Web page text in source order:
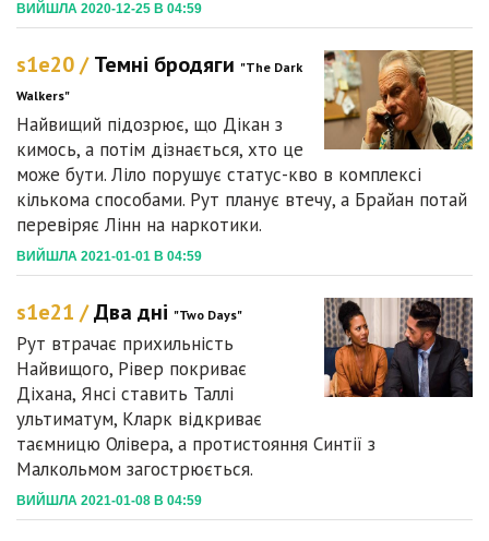
ВИЙШЛА 2020-12-25 В 04:59
s1e20 /Темні бродяги "The Dark
Walkers"
Найвищий підозрює, що Дікан з
кимось, а потім дізнається, хто це
може бути. Ліло порушує статус-кво в комплексі
кількома способами. Рут планує втечу, а Брайан потай
перевіряє Лінн на наркотики.
ВИЙШЛА 2021-01-01 В 04:59
s1e21 /Два дні "Two Days"
Рут втрачає прихильність
Найвищого, Рівер покриває
Діхана, Янсі ставить Таллі
ультиматум, Кларк відкриває
таємницю Олівера, а протистояння Синтії з
Малкольмом загострюється.
ВИЙШЛА 2021-01-08 В 04:59